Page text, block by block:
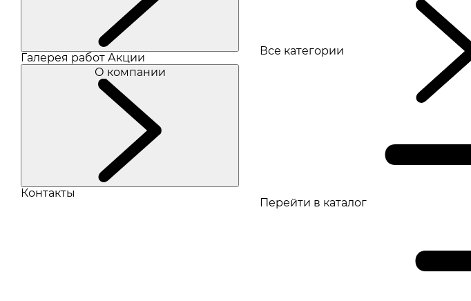
Галерея работ Акции
О компании
Контакты
Все катeгории
Перейти в каталог